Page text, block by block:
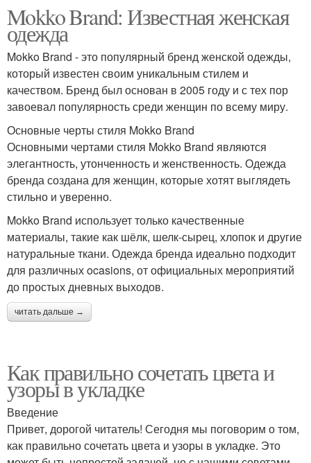
Mokko Brand: Известная женская
одежда
Mokko Brand - это популярный бренд женской одежды,
который известен своим уникальным стилем и
качеством. Бренд был основан в 2005 году и с тех пор
завоевал популярность среди женщин по всему миру.
Основные черты стиля Mokko Brand
Основными чертами стиля Mokko Brand являются
элегантность, утонченность и женственность. Одежда
бренда создана для женщин, которые хотят выглядеть
стильно и уверенно.
Mokko Brand использует только качественные
материалы, такие как шёлк, шелк-сырец, хлопок и другие
натуральные ткани. Одежда бренда идеально подходит
для различных ocasions, от официальных мероприятий
до простых дневных выходов.
читать дальше →
Как правильно сочетать цвета и
узоры в укладке
Введение
Привет, дорогой читатель! Сегодня мы поговорим о том,
как правильно сочетать цвета и узоры в укладке. Это